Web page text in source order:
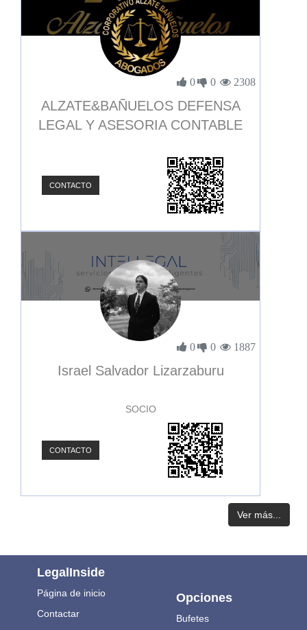
0 0 2308
ALZATE&BAÑUELOS DEFENSA
LEGAL Y ASESORIA CONTABLE
CONTACTO
0 0 1887
Israel Salvador Lizarzaburu
SOCIO
CONTACTO
Ver más...
LegalInside
Página de inicio
Contactar
Opciones
Bufetes